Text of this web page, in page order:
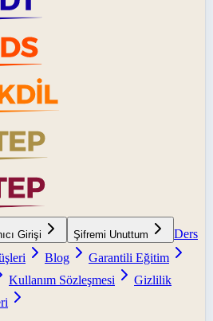
Girişi Şifremi Unuttum
Ders
Blog
Garantili Eğitim
Kullanım Sözleşmesi
Gizlilik